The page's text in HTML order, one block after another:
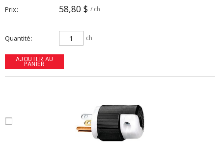
Prix 58,80 $ / ch
Quantité ch
AJOUTER AU
PANIER